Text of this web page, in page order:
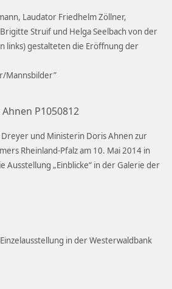
Laudator Friedhelm Zöllner,
Struif und Helga Seelbach von der
links) gestalteten die Eröffnung der
Mannsbilder”
und Ministerin Doris Ahnen zur
Rheinland-Pfalz am 10. Mai 2014 in
Ausstellung „Einblicke“ in der Galerie der
in der Westerwaldbank